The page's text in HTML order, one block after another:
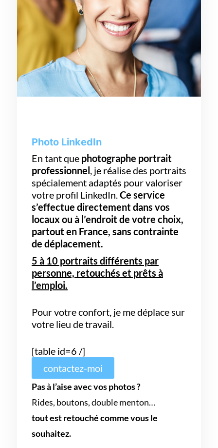
Photo LinkedIn
En tant que photographe portrait
professionnel , je réalise des portraits
spécialement adaptés pour valoriser
votre profil LinkedIn. Ce service
s’effectue directement dans vos
locaux ou à l’endroit de votre choix,
partout en France, sans contrainte
de déplacement.
5 à 10 portraits différents par
personne, retouchés et prêts à
l’emploi.
Pour votre confort, je me déplace sur
votre lieu de travail.
[table id=6 /]
contactez-moi
Pas à l’aise avec vos photos ?
Rides, boutons, double menton…
tout est retouché comme vous le
souhaitez.